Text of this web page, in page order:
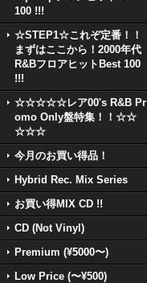
100 !!!
☆STEP1☆これぞ定番！！
まずはここから！2000年代
R&BフロアヒットBest 100
!!!
☆☆☆☆☆レア00's R&B Pr
omo Only盤特集！！☆☆
☆☆☆
今月のお買い得品！
Hybrid Rec. Mix Series
お買い得MIX CD !!
CD (Not Vinyl)
Premium (¥5000〜)
Low Price (〜¥500)